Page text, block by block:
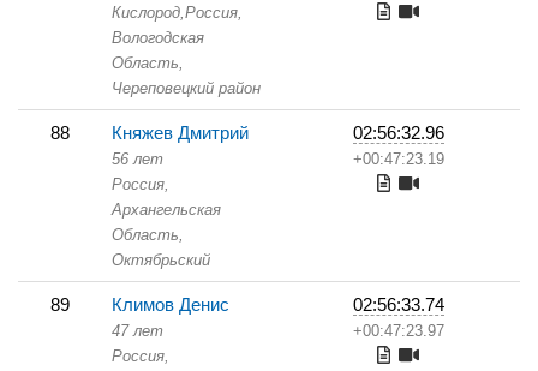
Кислород,Россия,
Вологодская
Область,
Череповецкий район
88 Княжев Дмитрий
56 лет
Россия,
Архангельская
Область,
Октябрьский
02:56:32.96
+00:47:23.19
89 Климов Денис
47 лет
Россия,
02:56:33.74
+00:47:23.97